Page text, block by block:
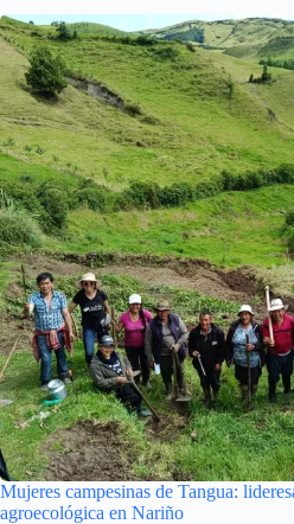
Mujeres campesinas de Tangua:
agroecológica en Nariño